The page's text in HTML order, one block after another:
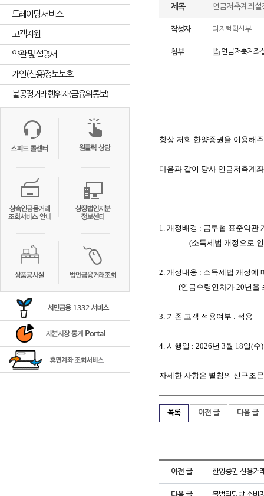
트레이딩 서비스
고객지원
약관 및 설명서
개인(신용)정보보호
불공정거래행위자(금융위통보)
제목 연금저축계좌
작성자 디지털혁신부
첨부 연금저축계좌
항상 저희 한양증권을 이용해
다음과 같이 당사 연금저축계
1. 개정배경 : 금투협 표준약관
(소득세법 개정으로
2. 개정내용 : 소득세법 개정에
(연금수령연차가 20년을
3. 기존 고객 적용여부 : 적용
4. 시행일 : 2026년 3월 18일(수)
자세한 사항은 별첨의 신구조
목록 이전 글 다음 글
이전 글 한양증권 신용거